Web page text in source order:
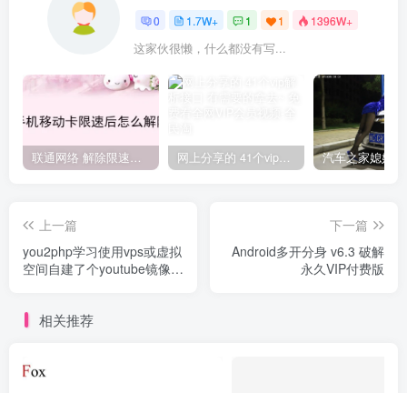
0 1.7W+ 1 1 1396W+
这家伙很懒，什么都没有写...
联通网络 解除限速方法参考！畅享、畅玩、老白干等及其它地区自测了 网上分享的 41个vip解析接口 有需要的拿去~ 免费看全网VIP会员视频
上一篇
you2php学习使用vps或虚拟
空间自建了个youtube镜像网
下一篇
Android多开分身 v6.3 破解
永久VIP付费版
相关推荐